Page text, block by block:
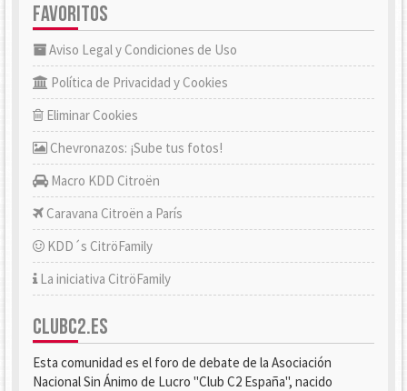
FAVORITOS
Aviso Legal y Condiciones de Uso
Política de Privacidad y Cookies
Eliminar Cookies
Chevronazos: ¡Sube tus fotos!
Macro KDD Citroën
Caravana Citroën a París
KDD´s CitröFamily
La iniciativa CitröFamily
CLUBC2.ES
Esta comunidad es el foro de debate de la Asociación
Nacional Sin Ánimo de Lucro "Club C2 España", nacido